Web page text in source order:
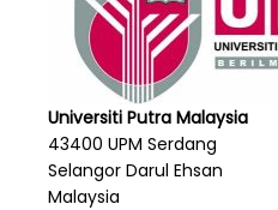
Universiti Putra Malaysia
43400 UPM Serdang
Selangor Darul Ehsan
Malaysia